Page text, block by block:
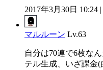
2017年3月30日 10:24 |
マルルーン Lv.63
自分は70連で6枚な
テル生成、いざ課金(